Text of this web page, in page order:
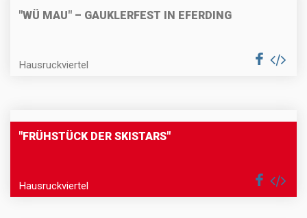
"WÜ MAU" – GAUKLERFEST IN EFERDING
Hausruckviertel
"FRÜHSTÜCK DER SKISTARS"
Hausruckviertel